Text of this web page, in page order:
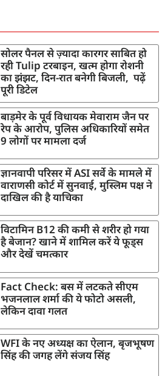
सोलर पैनल से ज़्यादा कारगर साबित हो
रही Tulip टरबाइन, खत्म होगा रोशनी
का झंझट, दिन-रात बनेगी बिजली, पढ़ें
पूरी डिटेल
बाड़मेर के पूर्व विधायक मेवाराम जैन पर
रेप के आरोप, पुलिस अधिकारियों समेत
9 लोगों पर मामला दर्ज
ज्ञानवापी परिसर में ASI सर्वे के मामले में
वाराणसी कोर्ट में सुनवाई, मुस्लिम पक्ष ने
दाखिल की है याचिका
विटामिन B12 की कमी से शरीर हो गया
है बेजान? खाने में शामिल करें ये फूड्स
और देखें चमत्कार
Fact Check: बस में लटकते सीएम
भजनलाल शर्मा की ये फोटो असली,
लेकिन दावा गलत
WFI के नए अध्यक्ष का ऐलान, बृजभूषण
सिंह की जगह लेंगे संजय सिंह